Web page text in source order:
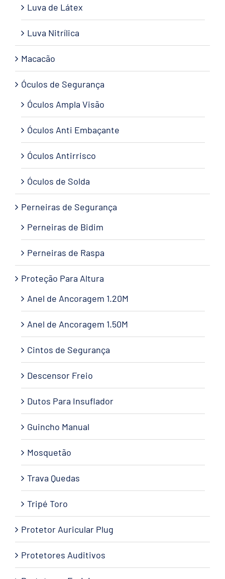
Luva de Látex
Luva Nitrílica
Macacão
Óculos de Segurança
Óculos Ampla Visão
Óculos Anti Embaçante
Óculos Antirrisco
Óculos de Solda
Perneiras de Segurança
Perneiras de Bidim
Perneiras de Raspa
Proteção Para Altura
Anel de Ancoragem 1.20M
Anel de Ancoragem 1.50M
Cintos de Segurança
Descensor Freio
Dutos Para Insuflador
Guincho Manual
Mosquetão
Trava Quedas
Tripé Toro
Protetor Auricular Plug
Protetores Auditivos